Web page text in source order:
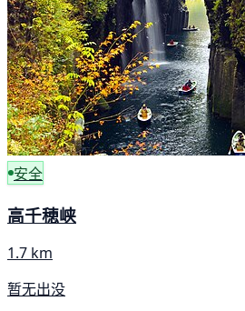
安全
高千穂峡
1.7 km
暂无出没